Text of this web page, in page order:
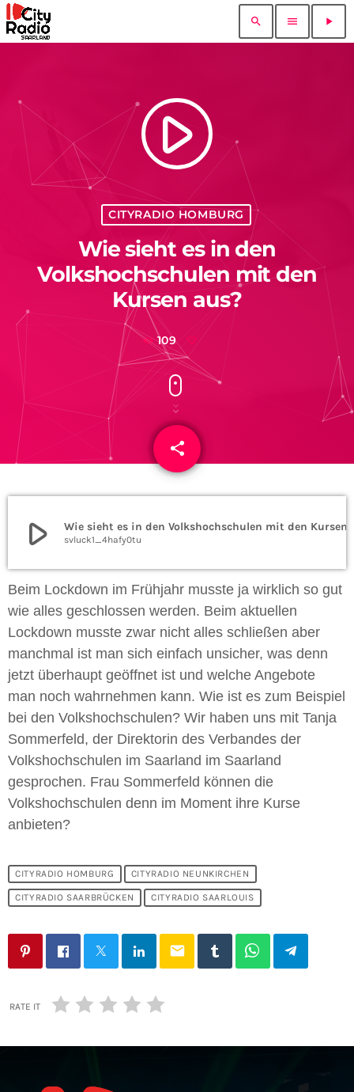
search menu play_arrow
play_arrow
CITYRADIO HOMBURG
Wie sieht es in den
Volkshochschulen mit den
Kursen aus?
109
share
email
play_arrow svluck1_4hafy0tu
Beim Lockdown im Frühjahr musste ja wirklich so gut
wie alles geschlossen werden. Beim aktuellen
Lockdown musste zwar nicht alles schließen aber
manchmal ist man sich einfach unsicher, was denn
jetzt überhaupt geöffnet ist und welche Angebote
man noch wahrnehmen kann. Wie ist es zum Beispiel
bei den Volkshochschulen? Wir haben uns mit Tanja
Sommerfeld, der Direktorin des Verbandes der
Volkshochschulen im Saarland im Saarland
gesprochen. Frau Sommerfeld können die
Volkshochschulen denn im Moment ihre Kurse
anbieten?
CITYRADIO HOMBURG CITYRADIO NEUNKIRCHEN
CITYRADIO SAARBRÜCKEN CITYRADIO SAARLOUIS
email
RATE IT